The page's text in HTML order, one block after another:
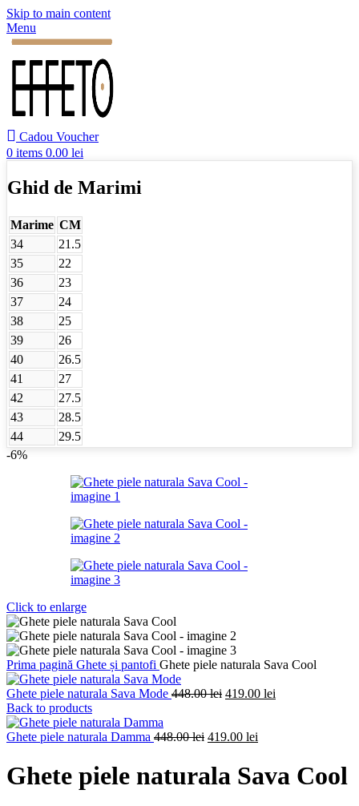
Skip to main content
Menu
Cadou Voucher
0 items 0.00 lei
Ghid de Marimi
Marime CM
34
21.5
35
22
36
23
37
24
38
25
39
26
40
26.5
41
27
42
27.5
43
28.5
44
29.5
-6%
Click to enlarge
Prima pagină Ghete și pantofi Ghete piele naturala Sava Cool
Ghete piele naturala Sava Mode 448.00lei Prețul
fost:
419.00 lei
Back to products
Ghete piele naturala Damma 448.00lei Prețul
a
fost:
419.00 lei
419.00 lei.
Ghete piele naturala Sava Cool